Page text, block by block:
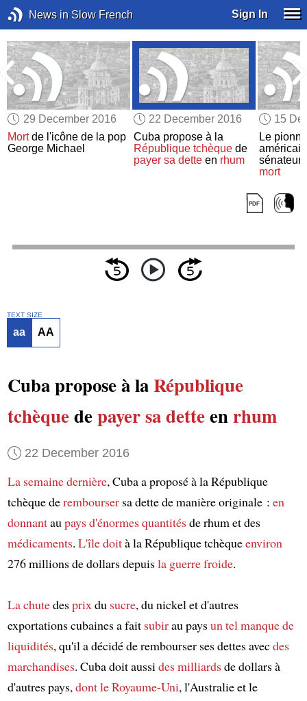
News in Slow French Sign In
29 December 2016
Mortde l'icône de la pop
George Michael
22 December 2016
Cuba propose à la
République tchèquede
payer sa detteen rhum
15
Le
sénateur
mort
TEXT SIZE
aa AA
Cuba propose à laRépublique
tchèquedepayer sa detteenrhum
22 December 2016
La semaine dernière, Cuba a proposé à la République
tchèque deremboursersa dette de manière originale : en
donnantaupaysd'énormes quantitésde rhum et des
médicaments. L'îledoità la République tchèqueenviron
276 millions de dollars depuisla guerre froide.
La chutedesprixdu sucre, du nickel et d'autres
exportations cubaines a fait subirau paysun telmanque de
liquidités, qu'il a décidé de rembourser ses dettes avecdes
marchandises. Cuba doit aussides milliardsde dollars à
d'autres pays,dontle Royaume-Uni, l'Australie et le